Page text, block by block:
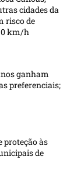
cidades da
risco de
km/h
ganham
preferenciais;
proteção às
de